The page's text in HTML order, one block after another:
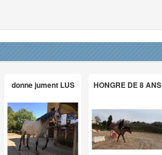
donne jument LUS HONGRE DE 8 ANS